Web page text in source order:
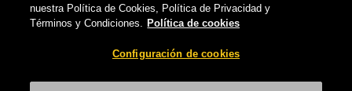
nuestra Política de Cookies, Política de Privacidad y
Términos y Condiciones. Política de cookies
Configuración de cookies